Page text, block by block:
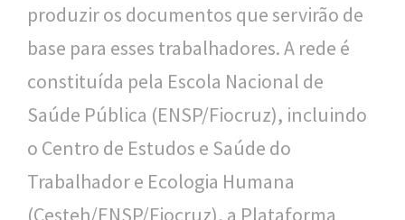
produzir os documentos que servirão de
base para esses trabalhadores. A rede é
constituída pela Escola Nacional de
Saúde Pública (ENSP/Fiocruz), incluindo
o Centro de Estudos e Saúde do
Trabalhador e Ecologia Humana
(Cesteh/ENSP/Fiocruz), a Plataforma